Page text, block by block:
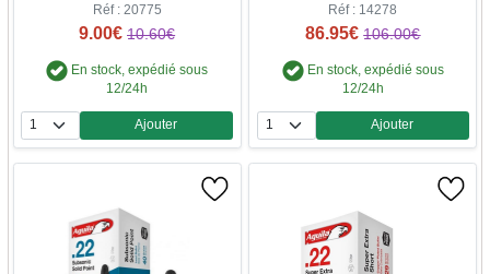
Réf : 20775
9.00€ 10.60€
En stock, expédié sous
12/24h
Quantité
Ajouter
Réf : 14278
86.95€ 106.00€
En stock, expédié sous
12/24h
Quantité
Ajouter